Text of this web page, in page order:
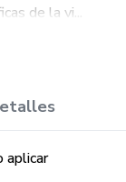
de la vi...
aplicar